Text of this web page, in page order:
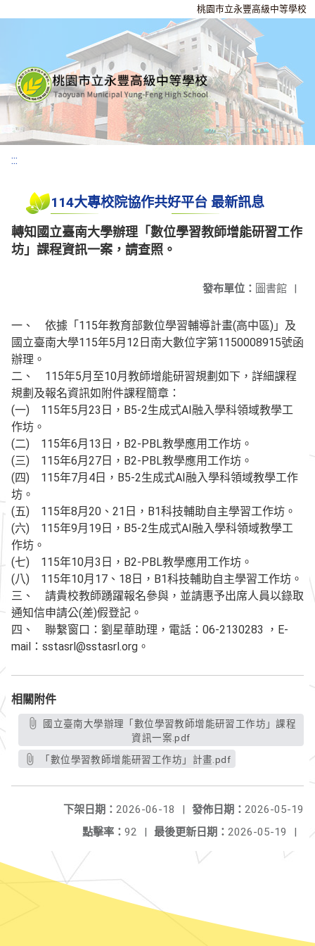
桃園市立永豐高級中等學校
:::
114大專校院協作共好平台 最新訊息
轉知國立臺南大學辦理「數位學習教師增能研習工作
坊」課程資訊一案，請查照。
發布單位： 圖書館 |
一、 依據「115年教育部數位學習輔導計畫(高中區)」及
國立臺南大學115年5月12日南大數位字第1150008915號函
辦理。
二、 115年5月至10月教師增能研習規劃如下，詳細課程
規劃及報名資訊如附件課程簡章：
(一) 115年5月23日，B5-2生成式AI融入學科領域教學工
作坊。
(二) 115年6月13日，B2-PBL教學應用工作坊。
(三) 115年6月27日，B2-PBL教學應用工作坊。
(四) 115年7月4日，B5-2生成式AI融入學科領域教學工作
坊。
(五) 115年8月20、21日，B1科技輔助自主學習工作坊。
(六) 115年9月19日，B5-2生成式AI融入學科領域教學工
作坊。
(七) 115年10月3日，B2-PBL教學應用工作坊。
(八) 115年10月17、18日，B1科技輔助自主學習工作坊。
三、 請貴校教師踴躍報名參與，並請惠予出席人員以錄取
通知信申請公(差)假登記。
四、 聯繫窗口：劉星華助理，電話：06-2130283 ，E-
mail：sstasrl@sstasrl.org。
相關附件
資訊一案.pdf
「數位學習教師增能研習工作坊」計畫.pdf
發佈日期： 2026-05-19
下架日期： 2026-06-18
|
最後更新日期： 2026-05-19 |
點擊率： 92 |